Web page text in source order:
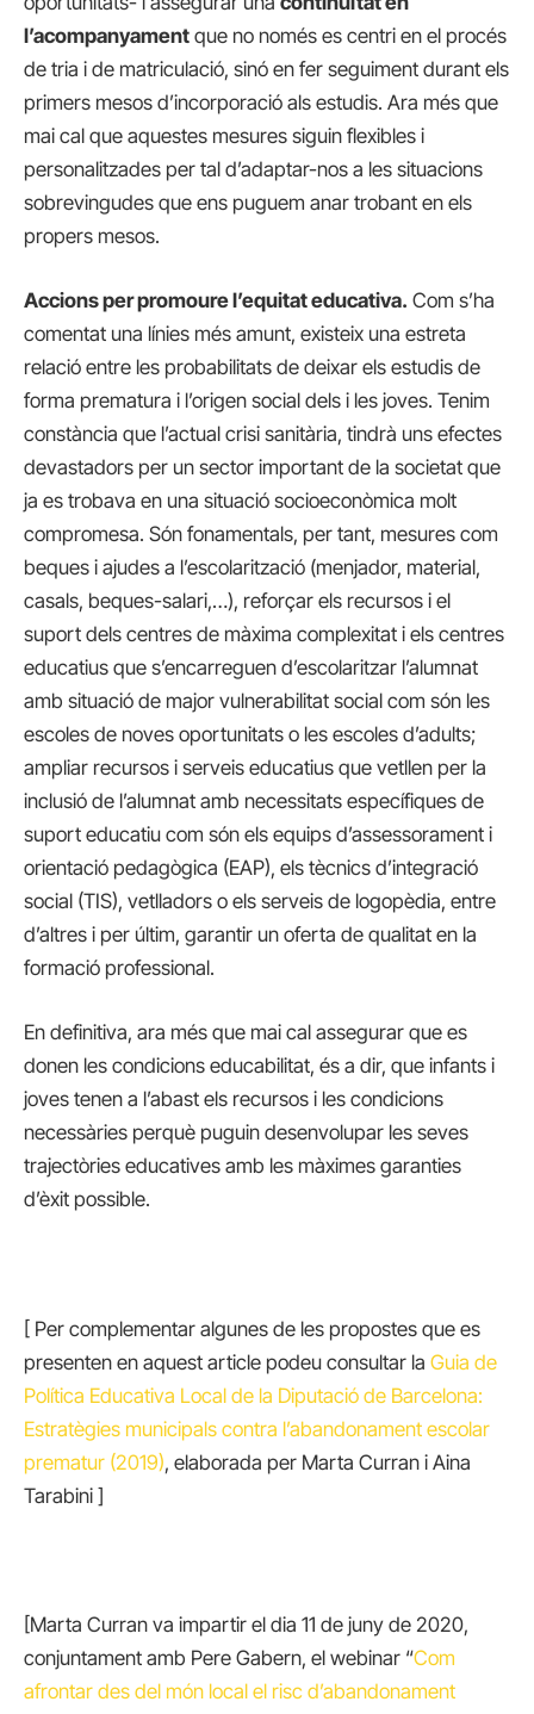
l’acompanyament que no només es centri en el procés
de tria i de matriculació, sinó en fer seguiment durant els
primers mesos d’incorporació als estudis. Ara més que
mai cal que aquestes mesures siguin flexibles i
personalitzades per tal d’adaptar-nos a les situacions
sobrevingudes que ens puguem anar trobant en els
propers mesos.
Accions per promoure l’equitat educativa. Com s’ha
comentat una línies més amunt, existeix una estreta
relació entre les probabilitats de deixar els estudis de
forma prematura i l’origen social dels i les joves. Tenim
constància que l’actual crisi sanitària, tindrà uns efectes
devastadors per un sector important de la societat que
ja es trobava en una situació socioeconòmica molt
compromesa. Són fonamentals, per tant, mesures com
beques i ajudes a l’escolarització (menjador, material,
casals, beques-salari,…), reforçar els recursos i el
suport dels centres de màxima complexitat i els centres
educatius que s’encarreguen d’escolaritzar l’alumnat
amb situació de major vulnerabilitat social com són les
escoles de noves oportunitats o les escoles d’adults;
ampliar recursos i serveis educatius que vetllen per la
inclusió de l’alumnat amb necessitats específiques de
suport educatiu com són els equips d’assessorament i
orientació pedagògica (EAP), els tècnics d’integració
social (TIS), vetlladors o els serveis de logopèdia, entre
d’altres i per últim, garantir un oferta de qualitat en la
formació professional.
En definitiva, ara més que mai cal assegurar que es
donen les condicions educabilitat, és a dir, que infants i
joves tenen a l’abast els recursos i les condicions
necessàries perquè puguin desenvolupar les seves
trajectòries educatives amb les màximes garanties
d’èxit possible.
[ Per complementar algunes de les propostes que es
presenten en aquest article podeu consultar la Guia de
Política Educativa Local de la Diputació de Barcelona:
Estratègies municipals contra l’abandonament escolar
prematur (2019), elaborada per Marta Curran i Aina
Tarabini ]
[Marta Curran va impartir el dia 11 de juny de 2020,
conjuntament amb Pere Gabern, el webinar “Com
afrontar des del món local el risc d’abandonament